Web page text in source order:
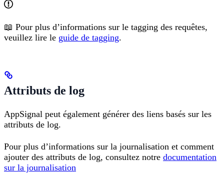
📖 Pour plus d’informations sur le tagging des requêtes,
veuillez lire le guide de tagging.
Attributs de log
AppSignal peut également générer des liens basés sur les
attributs de log.
Pour plus d’informations sur la journalisation et comment
ajouter des attributs de log, consultez notre documentation
sur la journalisation